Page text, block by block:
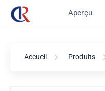
Aperçu
Accueil Produits